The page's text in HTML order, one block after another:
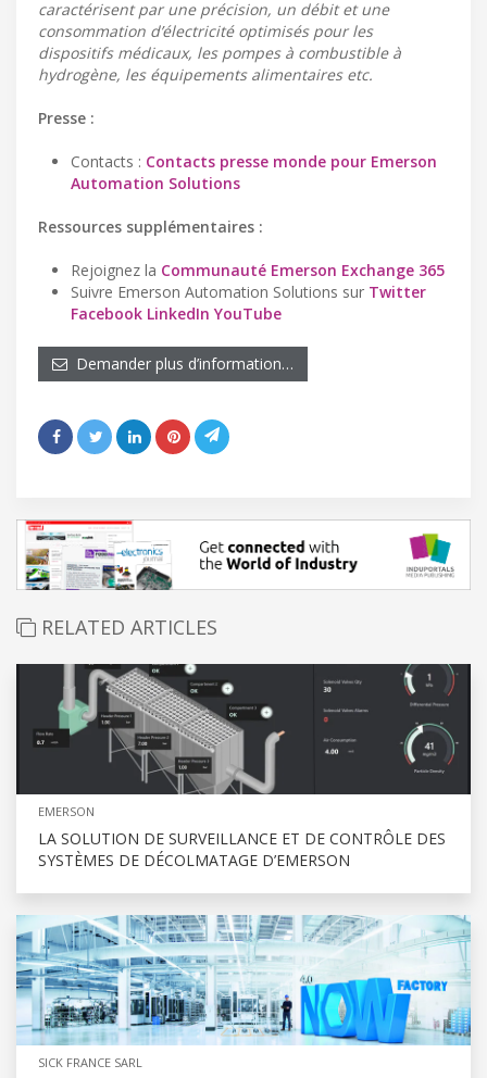
caractérisent par une précision, un débit et une
consommation d’électricité optimisés pour les
dispositifs médicaux, les pompes à combustible à
hydrogène, les équipements alimentaires etc.
Presse :
Contacts : Contacts presse monde pour Emerson
Automation Solutions
Ressources supplémentaires :
Rejoignez la Communauté Emerson Exchange 365
Suivre Emerson Automation Solutions sur Twitter
Facebook LinkedIn YouTube
Demander plus d’information…
RELATED ARTICLES
EMERSON
LA SOLUTION DE SURVEILLANCE ET DE CONTRÔLE DES
SYSTÈMES DE DÉCOLMATAGE D’EMERSON
SICK FRANCE SARL